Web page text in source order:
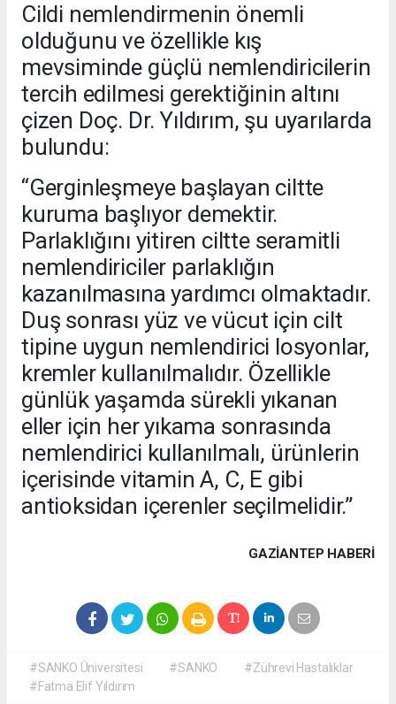
Cildi nemlendirmenin önemli
olduğunu ve özellikle kış
mevsiminde güçlü nemlendiricilerin
tercih edilmesi gerektiğinin altını
çizen Doç. Dr. Yıldırım, şu uyarılarda
bulundu:
“Gerginleşmeye başlayan ciltte
kuruma başlıyor demektir.
Parlaklığını yitiren ciltte seramitli
nemlendiriciler parlaklığın
kazanılmasına yardımcı olmaktadır.
Duş sonrası yüz ve vücut için cilt
tipine uygun nemlendirici losyonlar,
kremler kullanılmalıdır. Özellikle
günlük yaşamda sürekli yıkanan
eller için her yıkama sonrasında
nemlendirici kullanılmalı, ürünlerin
içerisinde vitamin A, C, E gibi
antioksidan içerenler seçilmelidir.”
GAZIANTEP HABERİ
#SANKO Üniversitesi #SANKO
#Zührevi Hastalıklar
#Fatma Elif Yıldırım